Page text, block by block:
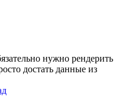
нужно рендерить
достать данные из